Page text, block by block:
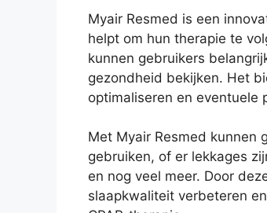
Myair Resmed is een
helpt om hun therapie te
kunnen gebruikers
gezondheid bekijken. Het
optimaliseren en eventuele
Met Myair Resmed kunnen
gebruiken, of er lekkages
en nog veel meer. Door
slaapkwaliteit verbeteren